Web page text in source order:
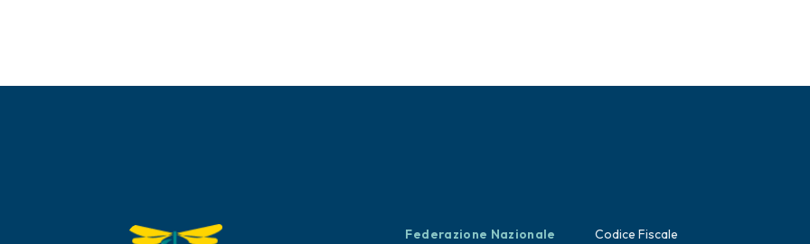
Federazione Nazionale
Codice Fiscale